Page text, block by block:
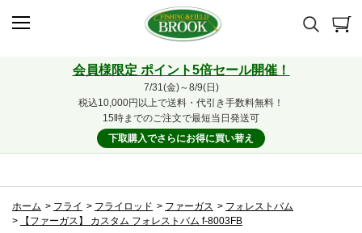
会員様限定 ポイント5倍セール開催！
7/31(金)～8/9(日)
税込10,000円以上で送料・代引き手数料無料！
15時までのご注文で最短当日発送可
下取購入でさらにお得に買い替え
ホーム > フライ > フライロッド > ファーガス > フォレストバム
>
【ファーガス】 カスタム フォレストバム f-8003FB